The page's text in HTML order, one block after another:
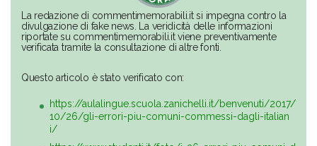
La redazione di commentimemorabili.it si impegna contro la
divulgazione di fake news. La veridicità delle informazioni
riportate su commentimemorabili.it viene preventivamente
verificata tramite la consultazione di altre fonti.
Questo articolo è stato verificato con:
https://aulalingue.scuola.zanichelli.it/benvenuti/2017/
10/26/gli-errori-piu-comuni-commessi-dagli-italian
i/